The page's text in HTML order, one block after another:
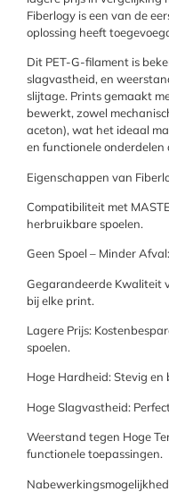
Fiberlogy is een van de
oplossing heeft
Dit PET-G-filament is
slagvastheid, en
slijtage. Prints gemaakt
bewerkt, zowel
aceton), wat het ideaal
en functionele onderdelen
Eigenschappen van
Compatibiliteit met
herbruikbare spoelen.
Geen Spoel – Minder
Gegarandeerde Kwaliteit
bij elke print.
Lagere Prijs:
spoelen.
Hoge Hardheid: Stevig
Hoge Slagvastheid:
Weerstand tegen Hoge
functionele toepassingen.